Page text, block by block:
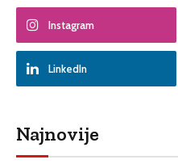
Instagram
LinkedIn
Najnovije